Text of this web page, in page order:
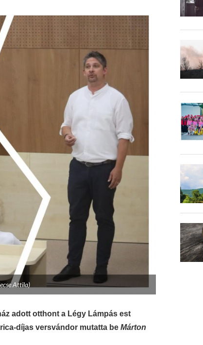
Attila)
adott otthont a Légy Lámpás est
díjas versvándor mutatta be Márton